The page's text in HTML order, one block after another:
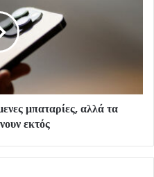
μπαταρίες, αλλά τα
εκτός